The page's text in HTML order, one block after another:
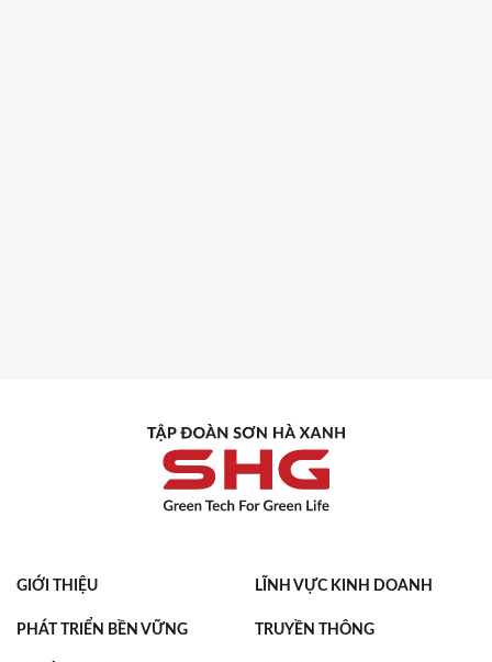
trị giải thưởng gần 200 triệu
đồng, ghi nhận những nỗ lực
bứt phá và tăng trưởng tích
GIỚI THIỆU LĨNH VỰC KINH DOANH
PHÁT TRIỂN BỀN VỮNG TRUYỀN THÔNG